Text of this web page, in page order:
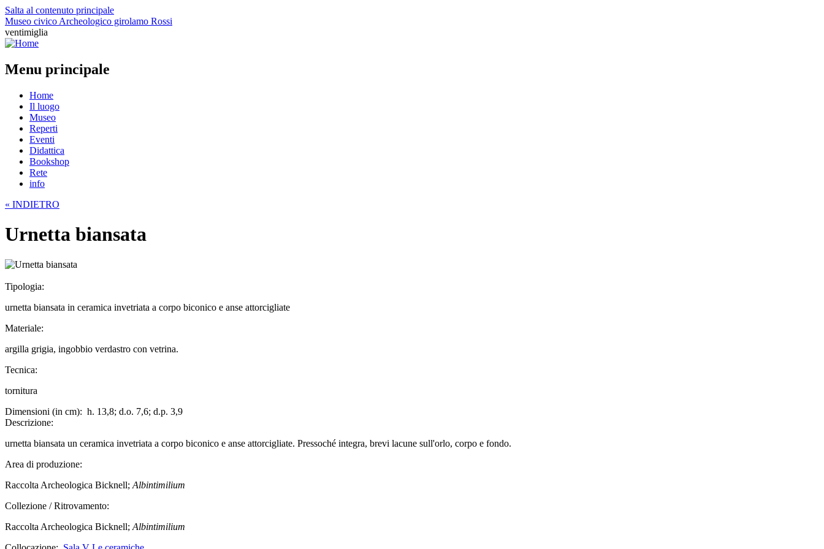
Salta al contenuto principale
Museo civico Archeologico girolamo Rossi
ventimiglia
Menu principale
Home
Il luogo
Museo
Reperti
Eventi
Didattica
Bookshop
Rete
info
« INDIETRO
Urnetta biansata
Tipologia:
urnetta biansata in ceramica invetriata a corpo biconico e anse attorcigliate
Materiale:
argilla grigia, ingobbio verdastro con vetrina.
Tecnica:
tornitura
Dimensioni (in cm): h. 13,8; d.o. 7,6; d.p. 3,9
Descrizione:
urnetta biansata un ceramica invetriata a corpo biconico e anse attorcigliate. Pressoché integra, brevi lacune sull'orlo, corpo e fondo.
Area di produzione:
Raccolta Archeologica Bicknell;Albintimilium
Collezione / Ritrovamento:
Raccolta Archeologica Bicknell;Albintimilium